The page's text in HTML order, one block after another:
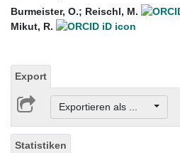
Burmeister, O.; Reischl, M.
Mikut, R.
Export
Exportieren als ...
Statistiken